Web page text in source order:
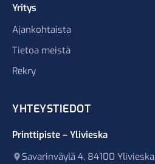
Yritys
Ajankohtaista
Tietoa meistä
Rekry
YHTEYSTIEDOT
Printtipiste – Ylivieska
Savarinväylä 4, 84100 Ylivieska